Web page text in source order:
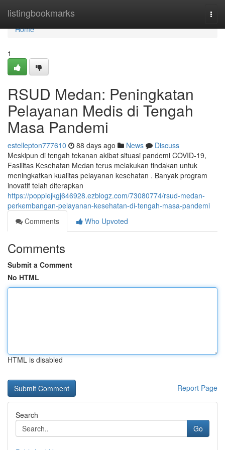
listingbookmarks
Home
Home
1
RSUD Medan: Peningkatan
Pelayanan Medis di Tengah
Masa Pandemi
estellepton777610 88 days ago News
Discuss
Meskipun di tengah tekanan akibat situasi pandemi COVID-19,
Fasilitas Kesehatan Medan terus melakukan tindakan untuk
meningkatkan kualitas pelayanan kesehatan . Banyak program
inovatif telah diterapkan
https://poppiejkgj646928.ezblogz.com/73080774/rsud-medan-
perkembangan-pelayanan-kesehatan-di-tengah-masa-pandemi
Comments
Who Upvoted
Comments
Submit a Comment
No HTML
HTML is disabled
Report Page
Search
Go